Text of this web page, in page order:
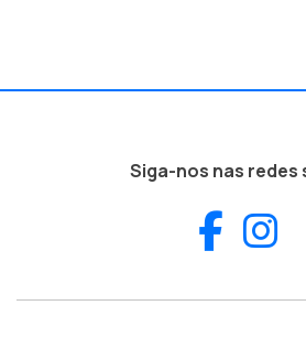
Siga-nos nas redes